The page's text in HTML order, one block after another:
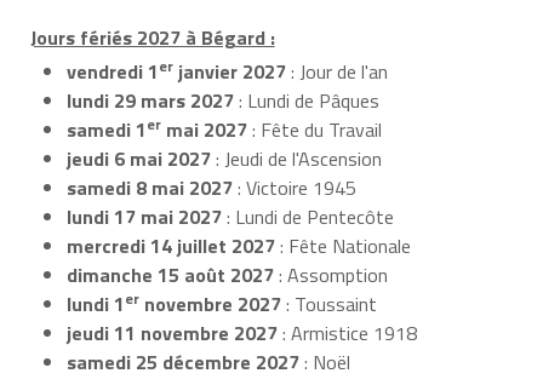
Jours fériés 2027 à Bégard :
vendredi 1er janvier 2027: Jour de l'an
lundi 29 mars 2027: Lundi de Pâques
samedi 1er mai 2027: Fête du Travail
jeudi 6 mai 2027: Jeudi de l'Ascension
samedi 8 mai 2027: Victoire 1945
lundi 17 mai 2027: Lundi de Pentecôte
mercredi 14 juillet 2027: Fête Nationale
dimanche 15 août 2027: Assomption
lundi 1er novembre 2027: Toussaint
jeudi 11 novembre 2027: Armistice 1918
samedi 25 décembre 2027: Noël